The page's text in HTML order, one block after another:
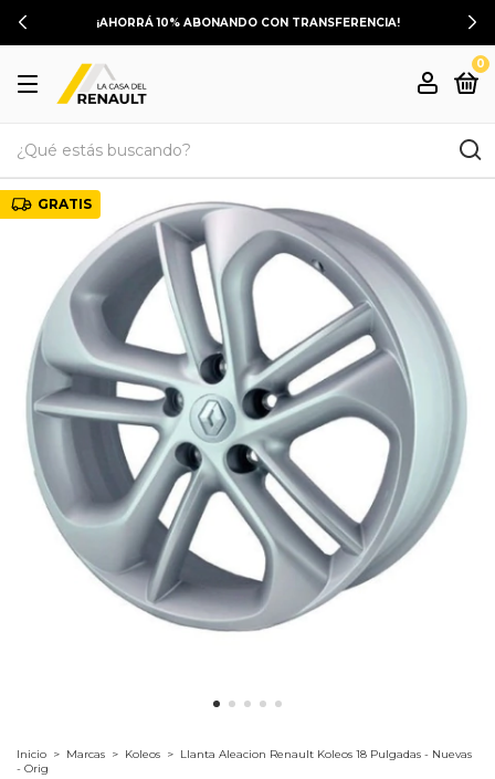
¡AHORRÁ 10% ABONANDO CON TRANSFERENCIA!
0
GRATIS
Inicio > Marcas > Koleos > Llanta Aleacion Renault Koleos 18 Pulgadas - Nuevas
- Orig